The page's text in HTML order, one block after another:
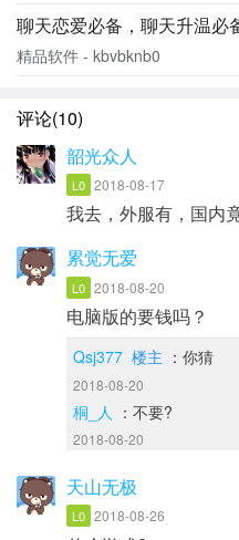
聊天恋爱必备，聊天升温必
精品软件 - kbvbknb0
评论(10)
韶光众人
L0 2018-08-17
我去，外服有，国内
累觉无爱
L0 2018-08-20
电脑版的要钱吗？
Qsj377 楼主 ：你猜
2018-08-20
桐_人 ：不要?
2018-08-20
天山无极
L0 2018-08-26